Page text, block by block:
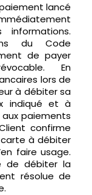
lancé
du Code
de payer
En
lors de
à débiter sa
indiqué et à
paiements
confirme
carte à débiter
faire usage.
de débiter la
résolue de